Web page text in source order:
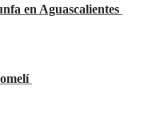
en Aguascalientes